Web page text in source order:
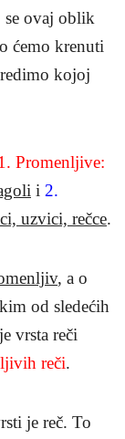
se ovaj oblik
ćemo krenuti
kojoj
Promenljive:
i 2.
uzvici, rečce.
, a o
od sledećih
vrsta reči
reči.
je reč. To